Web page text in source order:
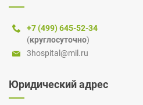
+7 (499) 645-52-34
(круглосуточно)
3hospital@mil.ru
Юридический адрес